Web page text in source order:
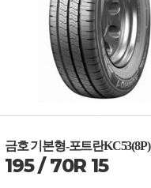
금호 기본형-포트란KC53(8P)
195/70R 15